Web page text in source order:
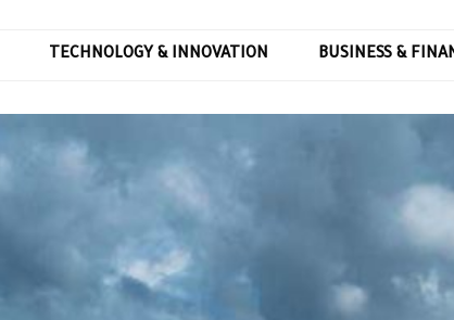
TECHNOLOGY & INNOVATION BUSINESS &